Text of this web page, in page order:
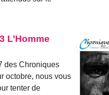
L’Homme
des Chroniques
octobre, nous vous
tenter de